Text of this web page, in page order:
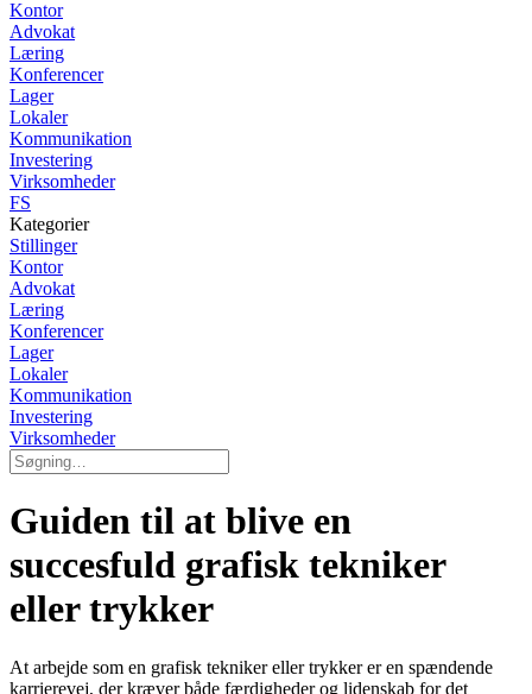
Kontor
Advokat
Læring
Konferencer
Lager
Lokaler
Kommunikation
Investering
Virksomheder
FS
Kategorier
Stillinger
Kontor
Advokat
Læring
Konferencer
Lager
Lokaler
Kommunikation
Investering
Virksomheder
Guiden til at blive en
succesfuld grafisk tekniker
eller trykker
At arbejde som en grafisk tekniker eller trykker er en spændende
karrierevej, der kræver både færdigheder og lidenskab for det